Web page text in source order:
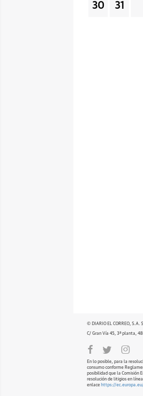
30 31
© DIARIO EL CORREO, S.A.
C/ Gran Vía 45, 3ª planta,
En lo posible, para la
consumo conforme
posibilidad que la Comisión
resolución de litigios en
enlace https://